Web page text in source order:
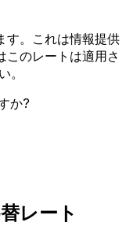
す。これは情報提供
このレートは適用さ
。
か?
レート